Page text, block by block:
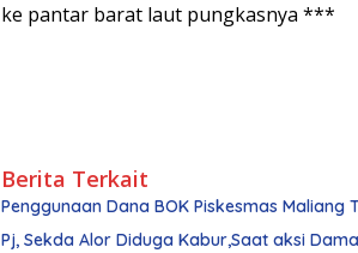
ke pantar barat laut pungkasnya ***
Berita Terkait
Penggunaan Dana BOK Piskesmas
Pj, Sekda Alor Diduga Kabur,Saat aksi